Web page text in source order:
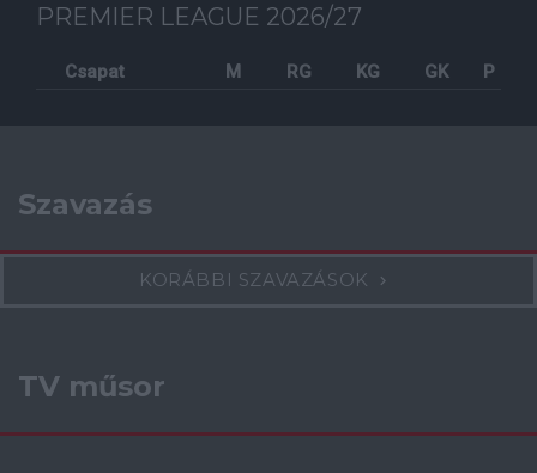
PREMIER LEAGUE 2026/27
Csapat M RG KG GK P
Szavazás
KORÁBBI SZAVAZÁSOK
TV műsor